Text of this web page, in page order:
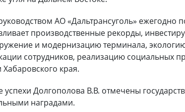
АО «Дальтрансуголь» ежегодно
производственные рекорды,
и модернизацию терминала,
сотрудников, реализацию социальных
края.
успехи Долгополова В.В. отмечены
наградами.